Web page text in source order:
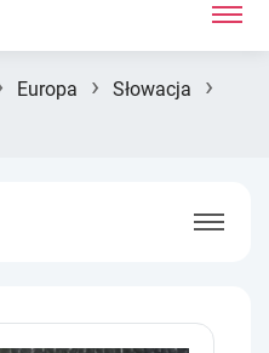
Europa › Słowacja ›